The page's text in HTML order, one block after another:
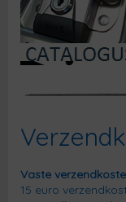
Vaste
15 euro